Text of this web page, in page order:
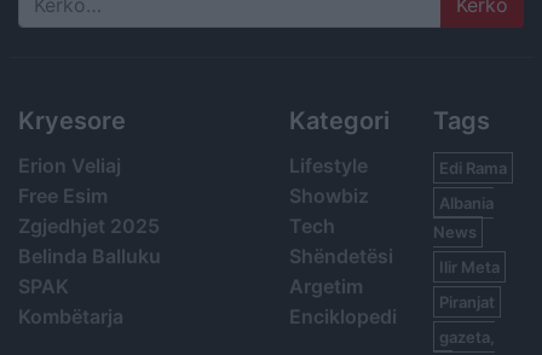
Search
Kryesore
Erion Veliaj
Free Esim
Zgjedhjet 2025
Belinda Balluku
SPAK
Kombëtarja
Kategori
Lifestyle
Showbiz
Tech
Shëndetësi
Argetim
Enciklopedi
Tags
Edi Rama
Albania
News
Ilir Meta
Piranjat
gazeta,